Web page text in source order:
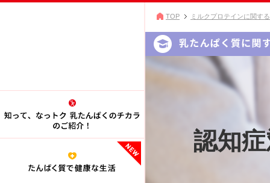
TOP ミルクプロテインに関す
認知